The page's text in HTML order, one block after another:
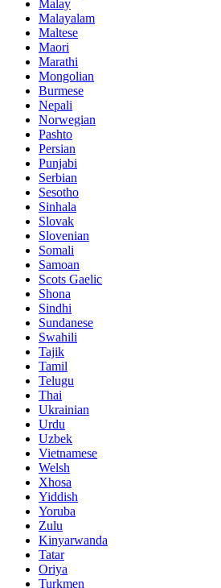
Malay
Malayalam
Maltese
Maori
Marathi
Mongolian
Burmese
Nepali
Norwegian
Pashto
Persian
Punjabi
Serbian
Sesotho
Sinhala
Slovak
Slovenian
Somali
Samoan
Scots Gaelic
Shona
Sindhi
Sundanese
Swahili
Tajik
Tamil
Telugu
Thai
Ukrainian
Urdu
Uzbek
Vietnamese
Welsh
Xhosa
Yiddish
Yoruba
Zulu
Kinyarwanda
Tatar
Oriya
Turkmen